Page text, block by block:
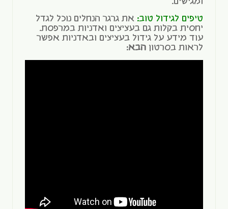
ומגישים.
טיפים לגידול טוב: את גרגר הנחלים נוכל לגדל
יחסית בקלות גם בעציצים ואדניות במרפסת.
עוד מידע על גידול בעציצים ובאדניות אפשר
לראות בסרטון הבא: